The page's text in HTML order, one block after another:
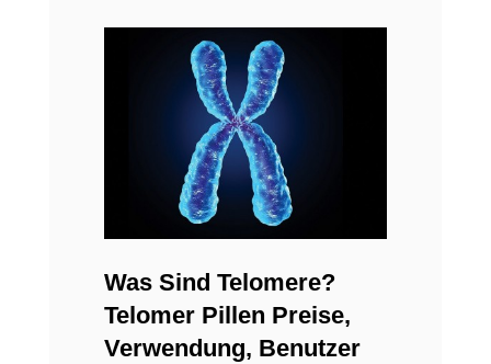
Was Sind Telomere?
Telomer Pillen Preise,
Verwendung, Benutzer